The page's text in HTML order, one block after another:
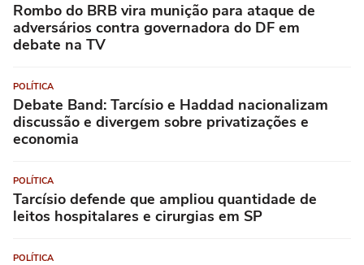
Rombo do BRB vira munição para ataque de
adversários contra governadora do DF em
debate na TV
POLÍTICA
Debate Band: Tarcísio e Haddad nacionalizam
discussão e divergem sobre privatizações e
economia
POLÍTICA
Tarcísio defende que ampliou quantidade de
leitos hospitalares e cirurgias em SP
POLÍTICA